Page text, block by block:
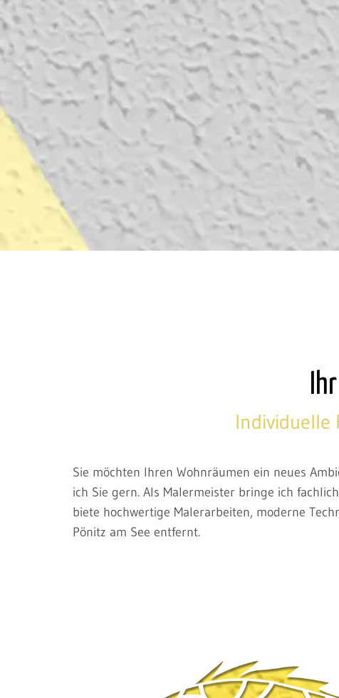
Sie möchten Ihren Wohnräumen ein neues
ich Sie gern. Als Malermeister bringe ich
biete hochwertige Malerarbeiten, moderne
Pönitz am See entfernt.